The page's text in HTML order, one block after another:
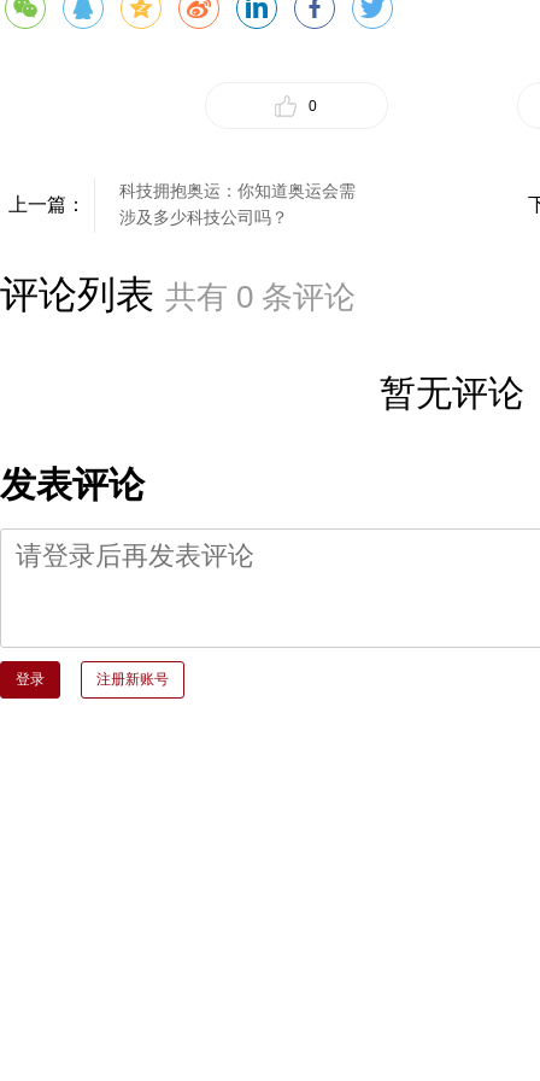
0
上一篇：
科技拥抱奥运：你知道奥运会需
涉及多少科技公司吗？
评论列表 共有 0 条评论
暂无评论
发表评论
登录 注册新账号